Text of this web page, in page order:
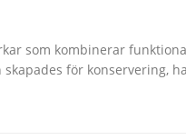
som kombinerar
skapades för konservering,